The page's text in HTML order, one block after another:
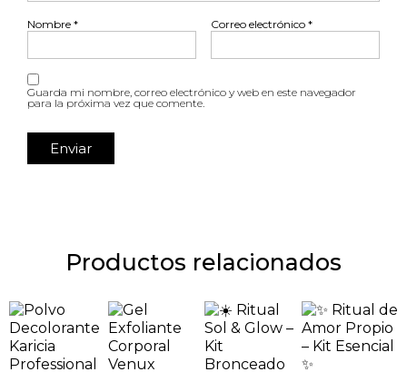
Nombre * Correo electrónico *
Guarda mi nombre, correo electrónico y web en este navegador
para la próxima vez que comente.
Productos relacionados